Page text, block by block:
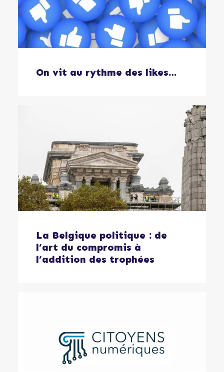
On vit au rythme des likes…
La Belgique politique : de
l’art du compromis à
l’addition des trophées